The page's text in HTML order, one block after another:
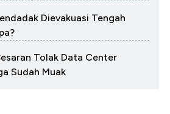
Dievakuasi Tengah
Tolak Data Center
Sudah Muak